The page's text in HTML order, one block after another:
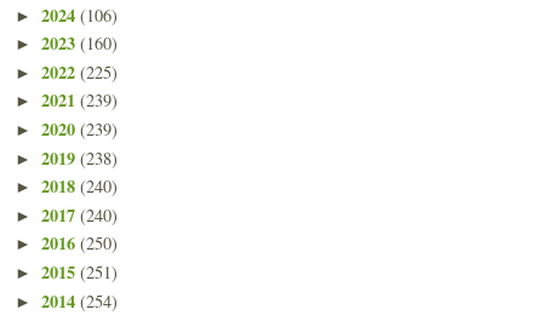
► 2024 (106)
► 2023 (160)
► 2022 (225)
► 2021 (239)
► 2020 (239)
► 2019 (238)
► 2018 (240)
► 2017 (240)
► 2016 (250)
► 2015 (251)
► 2014 (254)